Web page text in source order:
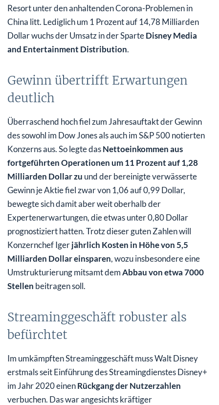
Resort unter den anhaltenden Corona-Problemen in
China litt. Lediglich um 1 Prozent auf 14,78 Milliarden
Dollar wuchs der Umsatz in der SparteDisney Media
and Entertainment Distribution.
Gewinn übertrifft Erwartungen
deutlich
Überraschend hoch fiel zum Jahresauftakt der Gewinn
des sowohl im Dow Jones als auch im S&P 500 notierten
Konzerns aus. So legte dasNettoeinkommen aus
fortgeführten Operationen um 11 Prozent auf 1,28
Milliarden Dollar zu und der bereinigte verwässerte
Gewinn je Aktie fiel zwar von 1,06 auf 0,99 Dollar,
bewegte sich damit aber weit oberhalb der
Expertenerwartungen, die etwas unter 0,80 Dollar
prognostiziert hatten. Trotz dieser guten Zahlen will
Konzernchef Igerjährlich Kosten in Höhe von 5,5
Milliarden Dollar einsparen, wozu insbesondere eine
Umstrukturierung mitsamt demAbbau von etwa 7000
Stellen beitragen soll.
Streaminggeschäft robuster als
befürchtet
Im umkämpften Streaminggeschäft muss Walt Disney
erstmals seit Einführung des Streamingdienstes Disney+
im Jahr 2020 einenRückgang der Nutzerzahlen
verbuchen. Das war angesichts kräftiger